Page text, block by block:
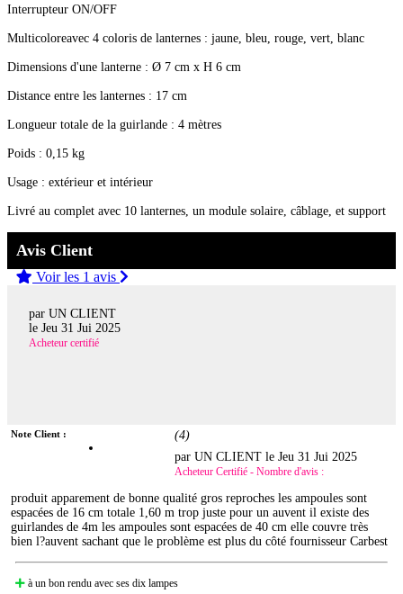
Interrupteur ON/OFF
Multicoloreavec 4 coloris de lanternes : jaune, bleu, rouge, vert, blanc
Dimensions d'une lanterne : Ø 7 cm x H 6 cm
Distance entre les lanternes : 17 cm
Longueur totale de la guirlande : 4 mètres
Poids : 0,15 kg
Usage : extérieur et intérieur
Livré au complet avec 10 lanternes, un module solaire, câblage, et support
Avis Client
Voir les 1 avis
par UN CLIENT
le Jeu 31 Jui 2025
Acheteur certifié
Note Client : (4)
par UN CLIENT leJeu 31 Jui 2025
Acheteur Certifié - Nombre d'avis :
produit apparement de bonne qualité gros reproches les ampoules sont
espacées de 16 cm totale 1,60 m trop juste pour un auvent il existe des
guirlandes de 4m les ampoules sont espacées de 40 cm elle couvre très
bien l?auvent sachant que le problème est plus du côté fournisseur Carbest
à un bon rendu avec ses dix lampes